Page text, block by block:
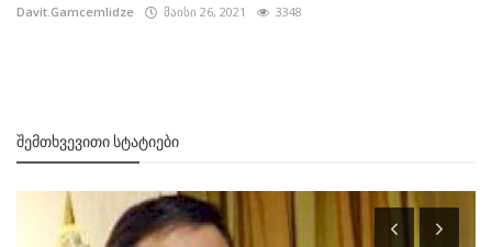
Davit.Gamcemlidze მაისი 26, 2021 3348
ᲨᲔᲛᲗᲮᲕᲔᲕᲘᲗᲘ ᲡᲢᲐᲢᲘᲔᲑᲘ